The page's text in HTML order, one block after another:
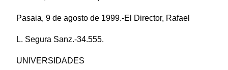
Pasaia, 9 de agosto de 1999.-El Director, Rafael
L. Segura Sanz.-34.555.
UNIVERSIDADES